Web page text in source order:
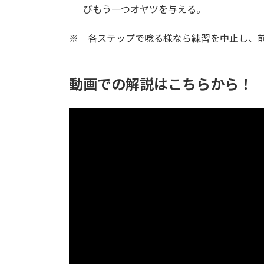
びもう一つオヤツを与える。
※ 各ステップで唸る様なら練習を中止し、前
動画での解説はこちらから！